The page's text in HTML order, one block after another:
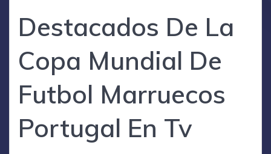
Destacados De La
Copa Mundial De
Futbol Marruecos
Portugal En Tv